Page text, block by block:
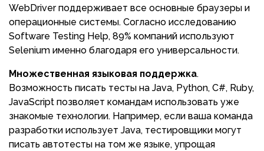
WebDriver поддерживает все основные браузеры и
операционные системы. Согласно исследованию
Software Testing Help, 89% компаний используют
Selenium именно благодаря его универсальности.
Множественная языковая поддержка.
Возможность писать тесты на Java, Python, C#, Ruby,
JavaScript позволяет командам использовать уже
знакомые технологии. Например, если ваша команда
разработки использует Java, тестировщики могут
писать автотесты на том же языке, упрощая